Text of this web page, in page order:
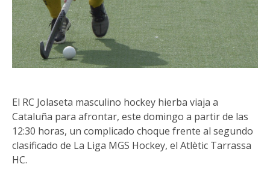
El RC Jolaseta masculino hockey hierba viaja a
Cataluña para afrontar, este domingo a partir de las
12:30 horas, un complicado choque frente al segundo
clasificado de La Liga MGS Hockey, el Atlètic Tarrassa
HC.